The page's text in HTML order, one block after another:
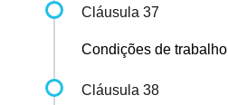
Cláusula 37
Condições de trabalho
Cláusula 38